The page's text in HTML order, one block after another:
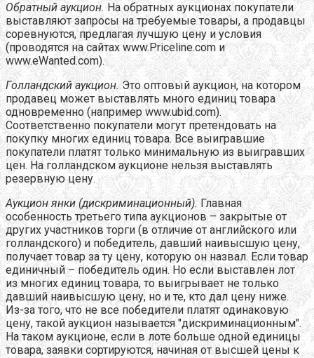
Обратный аукцион. На обратных аукционах покупатели
выставляют запросы на требуемые товары, а продавцы
соревнуются, предлагая лучшую цену и условия
(проводятся на сайтах www.Priceline.com и
www.eWanted.com).
Голландский аукцион. Это оптовый аукцион, на котором
продавец может выставлять много единиц товара
одновременно (например www.ubid.com).
Соответственно покупатели могут претендовать на
покупку многих единиц товара. Все выигравшие
покупатели платят только минимальную из выигравших
цен. На голландском аукционе нельзя выставлять
резервную цену.
Аукцион янки (дискриминационный). Главная
особенность третьего типа аукционов – закрытые от
других участников торги (в отличие от английского или
голландского) и победитель, давший наивысшую цену,
получает товар за ту цену, которую он назвал. Если товар
единичный – победитель один. Но если выставлен лот
из многих единиц товара, то выигрывает не только
давший наивысшую цену, но и те, кто дал цену ниже.
Из-за того, что не все победители платят одинаковую
цену, такой аукцион называется "дискриминационным".
На таком аукционе, если в лоте больше одной единицы
товара, заявки сортируются, начиная от высшей цены к